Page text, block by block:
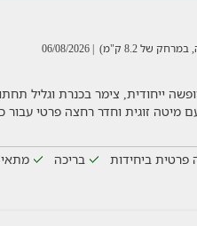
של 8.2 ק"מ) | 06/08/2026
ייחודית, צימר בכנרת וגליל
פרטית ביחידות בריכה